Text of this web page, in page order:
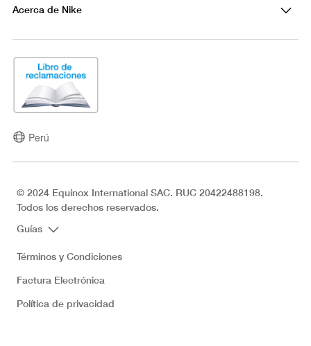
Acerca de Nike
Perú
© 2024 Equinox International SAC. RUC 20422488198.
Todos los derechos reservados.
Guías
Términos y Condiciones
Factura Electrónica
Política de privacidad